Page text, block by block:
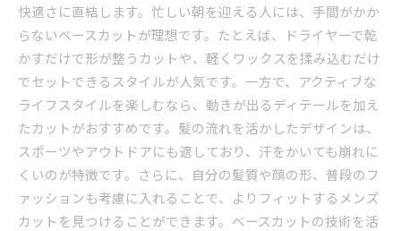
快適さに直結します。忙しい朝を迎える人には、手間がかか
らないベースカットが理想です。たとえば、ドライヤーで乾
かすだけで形が整うカットや、軽くワックスを揉み込むだけ
でセットできるスタイルが人気です。一方で、アクティブな
ライフスタイルを楽しむなら、動きが出るディテールを加え
たカットがおすすめです。髪の流れを活かしたデザインは、
スポーツやアウトドアにも適しており、汗をかいても崩れに
くいのが特徴です。さらに、自分の髪質や顔の形、普段のフ
ァッションも考慮に入れることで、よりフィットするメンズ
カットを見つけることができます。ベースカットの技術を活